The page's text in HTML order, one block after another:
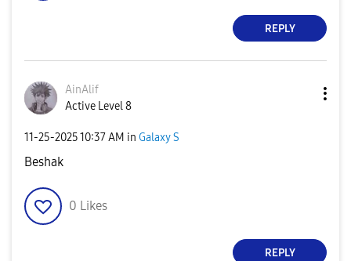
REPLY
AinAlif
Active Level 8
‎11-25-202510:37 AM in Galaxy S
Beshak
0 Likes
REPLY